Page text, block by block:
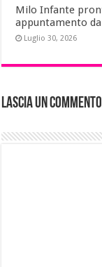
Milo Infante
appuntamento
Luglio 30, 2026
Lascia un commento